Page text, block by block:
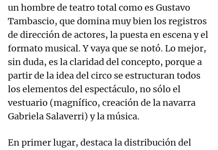
un hombre de teatro total como es Gustavo
Tambascio, que domina muy bien los registros
de dirección de actores, la puesta en escena y el
formato musical. Y vaya que se notó. Lo mejor,
sin duda, es la claridad del concepto, porque a
partir de la idea del circo se estructuran todos
los elementos del espectáculo, no sólo el
vestuario (magnífico, creación de la navarra
Gabriela Salaverri) y la música.
En primer lugar, destaca la distribución del